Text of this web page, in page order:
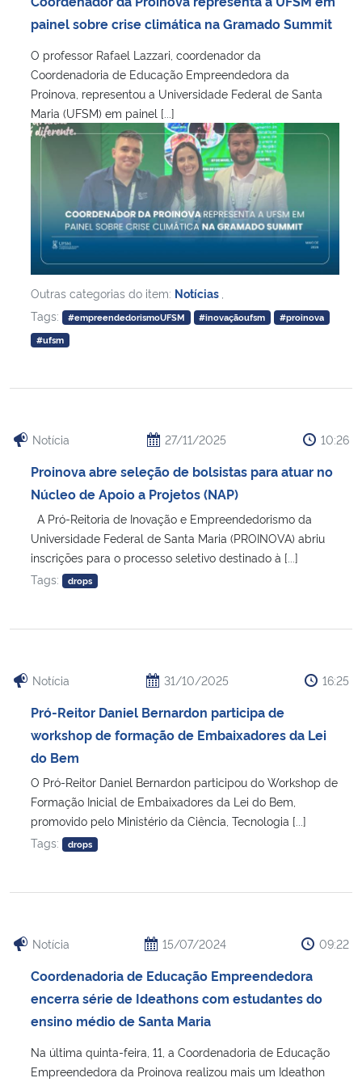
Ministério da Saúde
Ministério de Minas e Energia
Ministério da Ciência, Tecnologia, Inovações e Comunicações
Ministério do Meio Ambiente
Ministério do Turismo
Controladoria-Geral da União
Secretaria de Governo
Gabinete de Segurança Institucional
Advocacia-Geral da União
painel sobre crise climática na Gramado Summit
O professor Rafael Lazzari, coordenador da
Coordenadoria de Educação Empreendedora da
Proinova, representou a Universidade Federal de Santa
Maria (UFSM) em painel [...]
Outras categorias do item: Notícias
Tags:
#empreendedorismoUFSM #inovaçãoufsm
#proinova
#ufsm
Notícia 27/11/2025 10:26
Proinova abre seleção de bolsistas para atuar no
Núcleo de Apoio a Projetos (NAP)
A Pró-Reitoria de Inovação e Empreendedorismo da
Universidade Federal de Santa Maria (PROINOVA) abriu
inscrições para o processo seletivo destinado à [...]
Tags:
drops
Notícia 31/10/2025 16:25
Pró-Reitor Daniel Bernardon participa de
workshop de formação de Embaixadores da Lei
do Bem
O Pró-Reitor Daniel Bernardon participou do Workshop de
Formação Inicial de Embaixadores da Lei do Bem,
promovido pelo Ministério da Ciência, Tecnologia [...]
Tags:
drops
Notícia 15/07/2024 09:22
Coordenadoria de Educação Empreendedora
encerra série de Ideathons com estudantes do
ensino médio de Santa Maria
Na última quinta-feira, 11, a Coordenadoria de Educação
Empreendedora da Proinova realizou mais um Ideathon